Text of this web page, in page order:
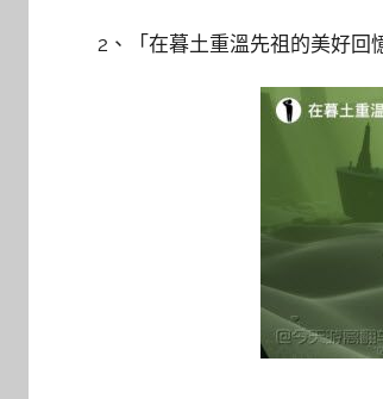
2、「在暮土重溫先祖的美好回